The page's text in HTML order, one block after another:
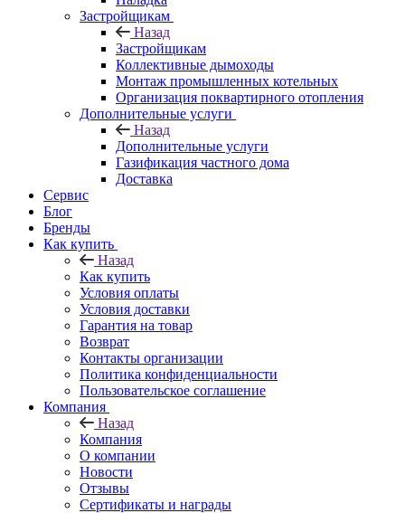
Застройщикам
Назад
Застройщикам
Коллективные дымоходы
Монтаж промышленных котельных
Организация поквартирного отопления
Дополнительные услуги
Назад
Дополнительные услуги
Газификация частного дома
Доставка
Сервис
Блог
Бренды
Как купить
Назад
Как купить
Условия оплаты
Условия доставки
Гарантия на товар
Возврат
Контакты организации
Политика конфиденциальности
Пользовательское соглашение
Компания
Назад
Компания
О компании
Новости
Отзывы
Сертификаты и награды